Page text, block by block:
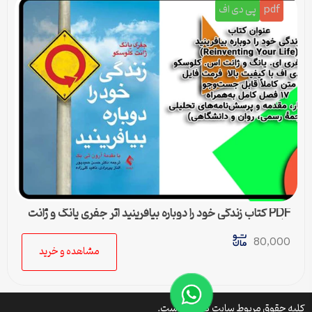
pdf پی دی اف
PDF کتاب زندگی خود را دوباره بیافرینید اثر جفری یانگ و ژانت
کلوسکو
80,000
مشاهده و خرید
کلیه حقوق مربوط سایت کتافایل است.